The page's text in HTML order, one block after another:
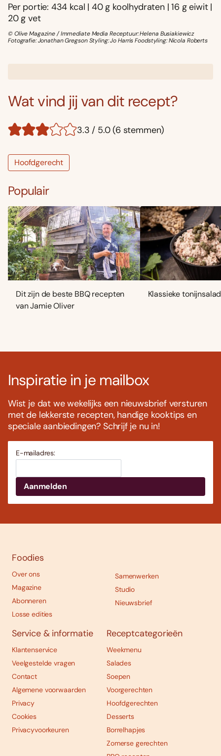
Per portie: 434 kcal | 40 g koolhydraten | 16 g eiwit |
20 g vet
© Olive Magazine / Immediate Media Receptuur: Helena Busiakiewicz
Fotografie: Jonathan Gregson Styling: Jo Harris Foodstyling: Nicola Roberts
Wat vind jij van dit recept?
3.3 / 5.0 (6 stemmen)
Hoofdgerecht
Populair
Dit zijn de beste BBQ recepten
van Jamie Oliver
Klassieke
Inspiratie in je mailbox
Wist je dat we wekelijks een nieuwsbrief versturen
met de lekkerste recepten, handige kooktips en
speciale aanbiedingen? Schrijf je nu in!
E-mailadres:
Foodies
Over ons
Magazine
Abonneren
Losse edities
Samenwerken
Studio
Nieuwsbrief
Service & informatie
Klantenservice
Veelgestelde vragen
Contact
Algemene voorwaarden
Privacy
Cookies
Privacyvoorkeuren
Receptcategorieën
Weekmenu
Salades
Soepen
Voorgerechten
Hoofdgerechten
Desserts
Borrelhapjes
Zomerse gerechten